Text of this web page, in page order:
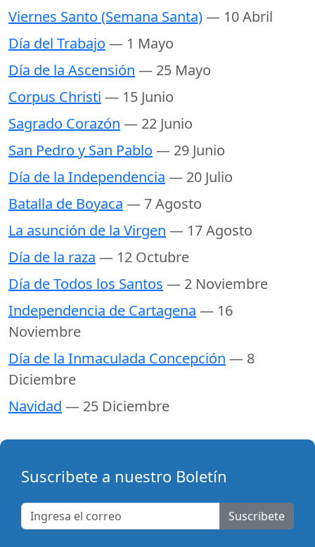
Viernes Santo (Semana Santa)— 10 Abril
Día del Trabajo — 1 Mayo
Día de la Ascensión — 25 Mayo
Corpus Christi — 15 Junio
Sagrado Corazón — 22 Junio
San Pedro y San Pablo — 29 Junio
Día de la Independencia — 20 Julio
Batalla de Boyaca — 7 Agosto
La asunción de la Virgen — 17 Agosto
Día de la raza — 12 Octubre
Día de Todos los Santos — 2 Noviembre
Independencia de Cartagena — 16
Noviembre
Día de la Inmaculada Concepción — 8
Diciembre
Navidad — 25 Diciembre
Suscribete a nuestro Boletín
Suscribete